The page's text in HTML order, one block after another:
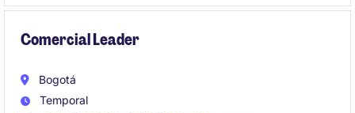
Comercial Leader
Bogotá
Temporal